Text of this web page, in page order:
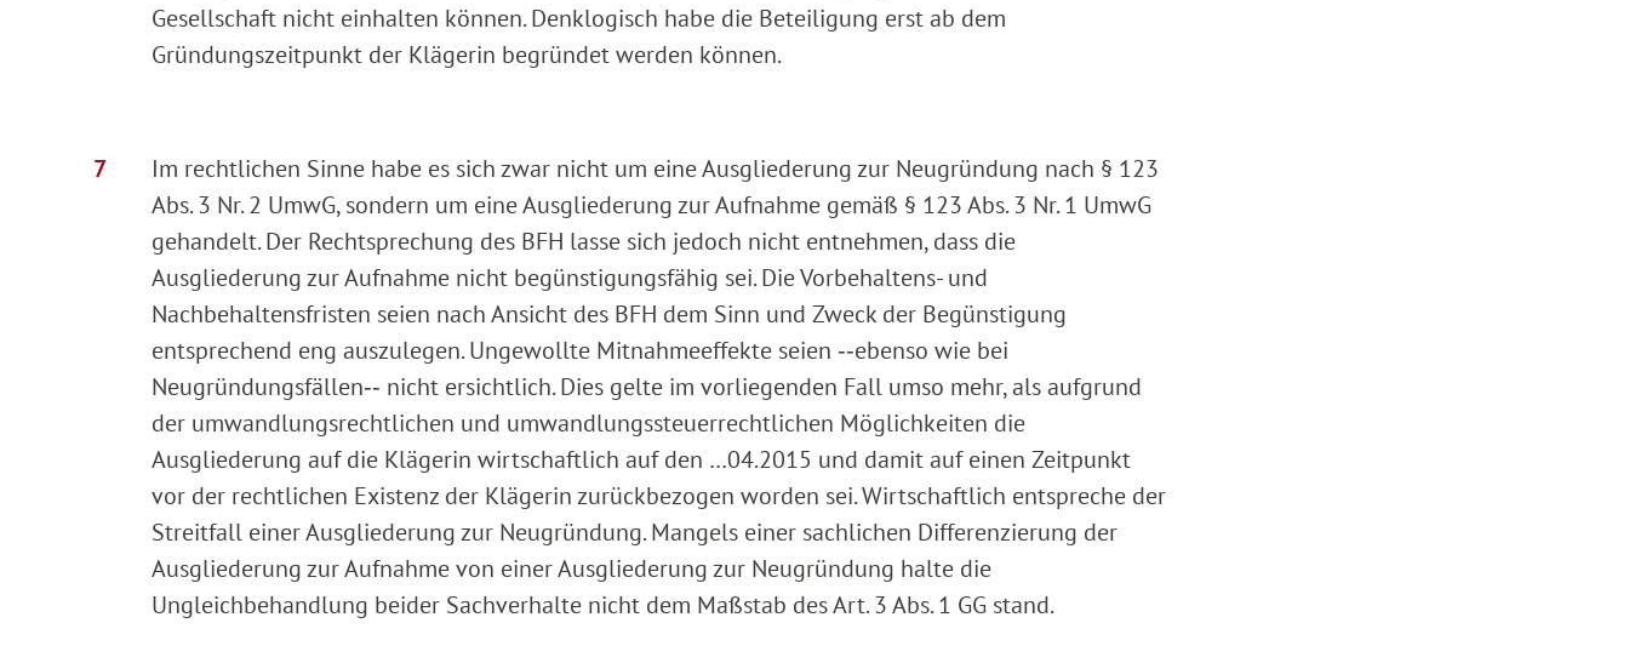
Gesellschaft nicht einhalten können. Denklogisch habe die Beteiligung erst ab dem
Gründungszeitpunkt der Klägerin begründet werden können.
Im rechtlichen Sinne habe es sich zwar nicht um eine Ausgliederung zur Neugründung nach § 123
Abs. 3 Nr. 2 UmwG, sondern um eine Ausgliederung zur Aufnahme gemäß § 123 Abs. 3 Nr. 1 UmwG
gehandelt. Der Rechtsprechung des BFH lasse sich jedoch nicht entnehmen, dass die
Ausgliederung zur Aufnahme nicht begünstigungsfähig sei. Die Vorbehaltens- und
Nachbehaltensfristen seien nach Ansicht des BFH dem Sinn und Zweck der Begünstigung
entsprechend eng auszulegen. Ungewollte Mitnahmeeffekte seien ‑‑ebenso wie bei
Neugründungsfällen‑‑ nicht ersichtlich. Dies gelte im vorliegenden Fall umso mehr, als aufgrund
der umwandlungsrechtlichen und umwandlungssteuerrechtlichen Möglichkeiten die
Ausgliederung auf die Klägerin wirtschaftlich auf den …04.2015 und damit auf einen Zeitpunkt
vor der rechtlichen Existenz der Klägerin zurückbezogen worden sei. Wirtschaftlich entspreche der
Streitfall einer Ausgliederung zur Neugründung. Mangels einer sachlichen Differenzierung der
Ausgliederung zur Aufnahme von einer Ausgliederung zur Neugründung halte die
Ungleichbehandlung beider Sachverhalte nicht dem Maßstab des Art. 3 Abs. 1 GG stand.